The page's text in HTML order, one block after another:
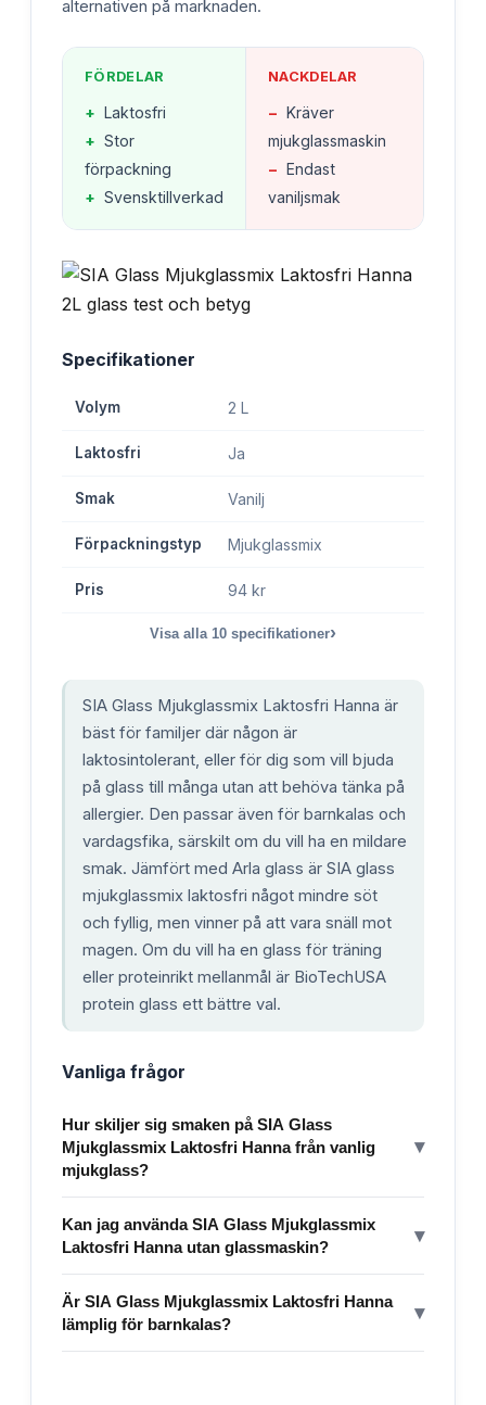
alternativen på marknaden.
FÖRDELAR
+ Laktosfri
+ Stor
förpackning
+ Svensktillverkad
NACKDELAR
− Kräver
mjukglassmaskin
− Endast
vaniljsmak
Specifikationer
Volym 2 L
Laktosfri Ja
Smak Vanilj
Förpackningstyp Mjukglassmix
Pris 94 kr
Visa alla 10 specifikationer›
SIA Glass Mjukglassmix Laktosfri Hanna är
bäst för familjer där någon är
laktosintolerant, eller för dig som vill bjuda
på glass till många utan att behöva tänka på
allergier. Den passar även för barnkalas och
vardagsfika, särskilt om du vill ha en mildare
smak. Jämfört med Arla glass är SIA glass
mjukglassmix laktosfri något mindre söt
och fyllig, men vinner på att vara snäll mot
magen. Om du vill ha en glass för träning
eller proteinrikt mellanmål är BioTechUSA
protein glass ett bättre val.
Vanliga frågor
Hur skiljer sig smaken på SIA Glass
Mjukglassmix Laktosfri Hanna från vanlig
mjukglass?
▾
Kan jag använda SIA Glass Mjukglassmix
Laktosfri Hanna utan glassmaskin?
▾
Är SIA Glass Mjukglassmix Laktosfri Hanna
lämplig för barnkalas?
▾